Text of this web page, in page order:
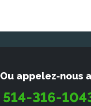
Ou appelez-nous
514-316-